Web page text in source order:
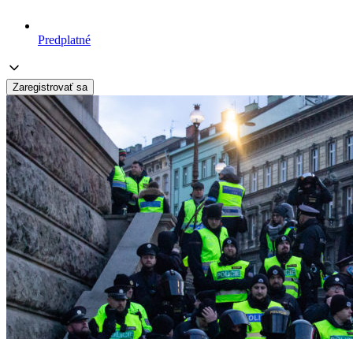
Predplatné
Zaregistrovať sa